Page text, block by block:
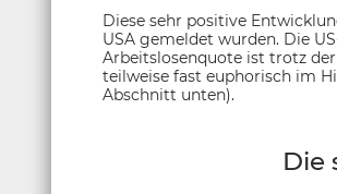
Diese sehr positive
USA gemeldet wurden. Die
Arbeitslosenquote ist trotz
teilweise fast euphorisch im
Abschnitt unten).
Die